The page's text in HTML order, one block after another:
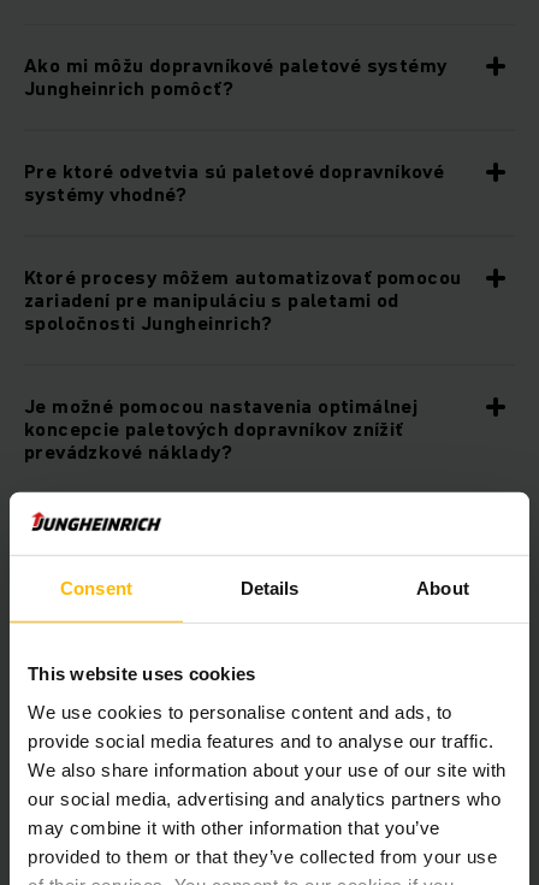
Consent Details About
This website uses cookies
We use cookies to personalise content and ads, to
provide social media features and to analyse our traffic.
We also share information about your use of our site with
our social media, advertising and analytics partners who
may combine it with other information that you’ve
provided to them or that they’ve collected from your use
Ako mi môžu dopravníkové paletové systémy
Jungheinrich pomôcť?
Pre ktoré odvetvia sú paletové dopravníkové
systémy vhodné?
Ktoré procesy môžem automatizovať pomocou
zariadení pre manipuláciu s paletami od
spoločnosti Jungheinrich?
Je možné pomocou nastavenia optimálnej
koncepcie paletových dopravníkov znížiť
prevádzkové náklady?
Sú zariadenia pre manipuláciu s paletami od
spoločnosti Jungheinrich udržateľné?
systémy od Jungheinrich s inými produktmi
automatizácie?
Je možné integrovať paletové dopravníkové
systémy do existujúcej IT infraštruktúry?